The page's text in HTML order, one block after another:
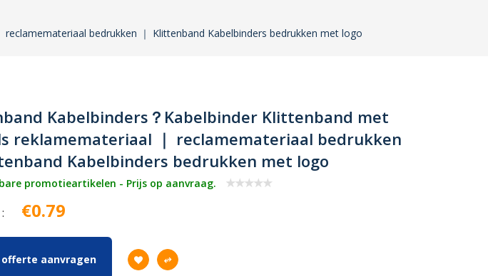
bedrukken ｜ Klittenband Kabelbinders bedrukken met logo
Kabelbinders？Kabelbinder Klittenband met
reklamemateriaal ｜ reclamemateriaal bedrukken
Kabelbinders bedrukken met logo
promotieartikelen - Prijs op aanvraag.
€0.79
offerte aanvragen